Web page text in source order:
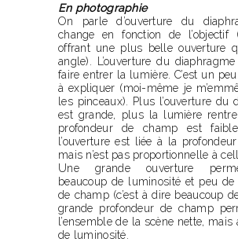
En photographie
On parle d’ouverture du
change en fonction de l’objectif
offrant une plus belle ouverture
angle). L’ouverture du
faire entrer la lumière. C’est un
à expliquer (moi-même je
les pinceaux). Plus l’ouverture du
est grande, plus la lumière
profondeur de champ est
l’ouverture est liée à la
mais n’est pas proportionnelle à
Une grande ouverture
beaucoup de luminosité et peu de
de champ (c’est à dire beaucoup
grande profondeur de champ
l’ensemble de la scène nette, mais
de luminosité.